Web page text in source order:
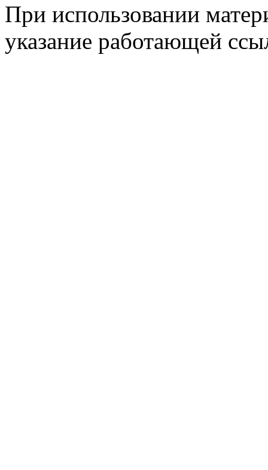
При использовании
указание работающей